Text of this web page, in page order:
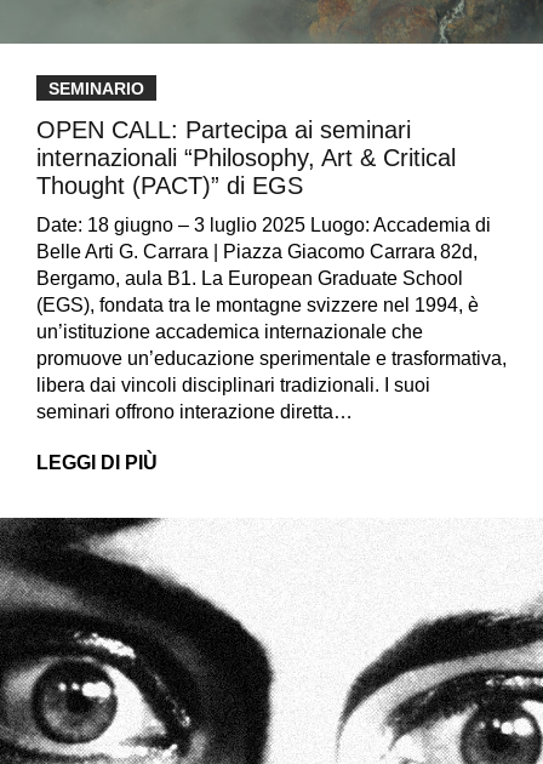
SEMINARIO
OPEN CALL: Partecipa ai seminari
internazionali “Philosophy, Art & Critical
Thought (PACT)” di EGS
Date: 18 giugno – 3 luglio 2025 Luogo: Accademia di
Belle Arti G. Carrara | Piazza Giacomo Carrara 82d,
Bergamo, aula B1. La European Graduate School
(EGS), fondata tra le montagne svizzere nel 1994, è
un’istituzione accademica internazionale che
promuove un’educazione sperimentale e trasformativa,
libera dai vincoli disciplinari tradizionali. I suoi
seminari offrono interazione diretta…
LEGGI DI PIÙ